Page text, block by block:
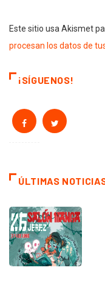
Este sitio usa Akismet
procesan los datos de
¡SÍGUENOS!
ÚLTIMAS